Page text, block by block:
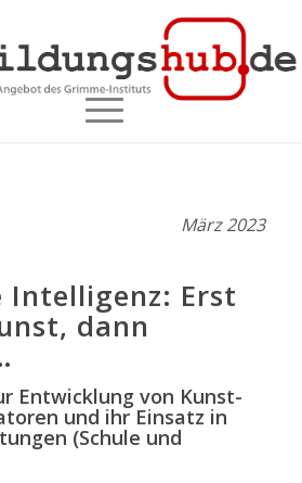
März 2023
Intelligenz: Erst
dann
Entwicklung von Kunst-
und ihr Einsatz in
(Schule und